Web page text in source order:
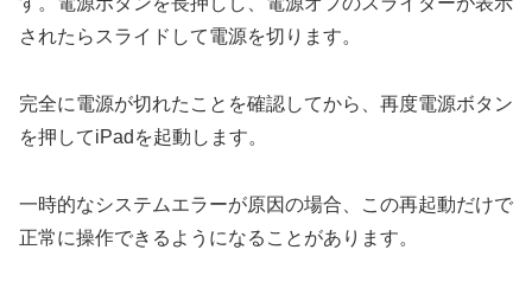
されたらスライドして電源を切ります。
完全に電源が切れたことを確認してから、再度電源ボタン
を押してiPadを起動します。
一時的なシステムエラーが原因の場合、この再起動だけで
正常に操作できるようになることがあります。